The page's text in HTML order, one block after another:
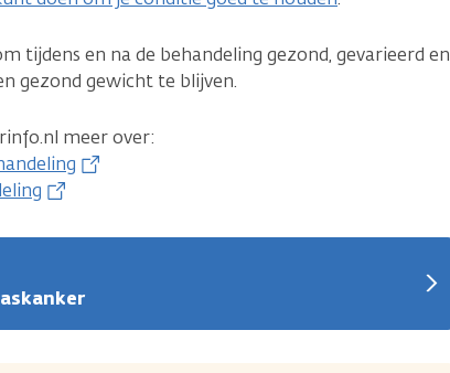
tijdens en na de behandeling gezond, gevarieerd en
gezond gewicht te blijven.
meer over: